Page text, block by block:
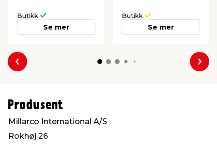
Butikk
Se mer
Butikk
Se mer
Forrige
Produsent
Millarco International A/S
Rokhøj 26